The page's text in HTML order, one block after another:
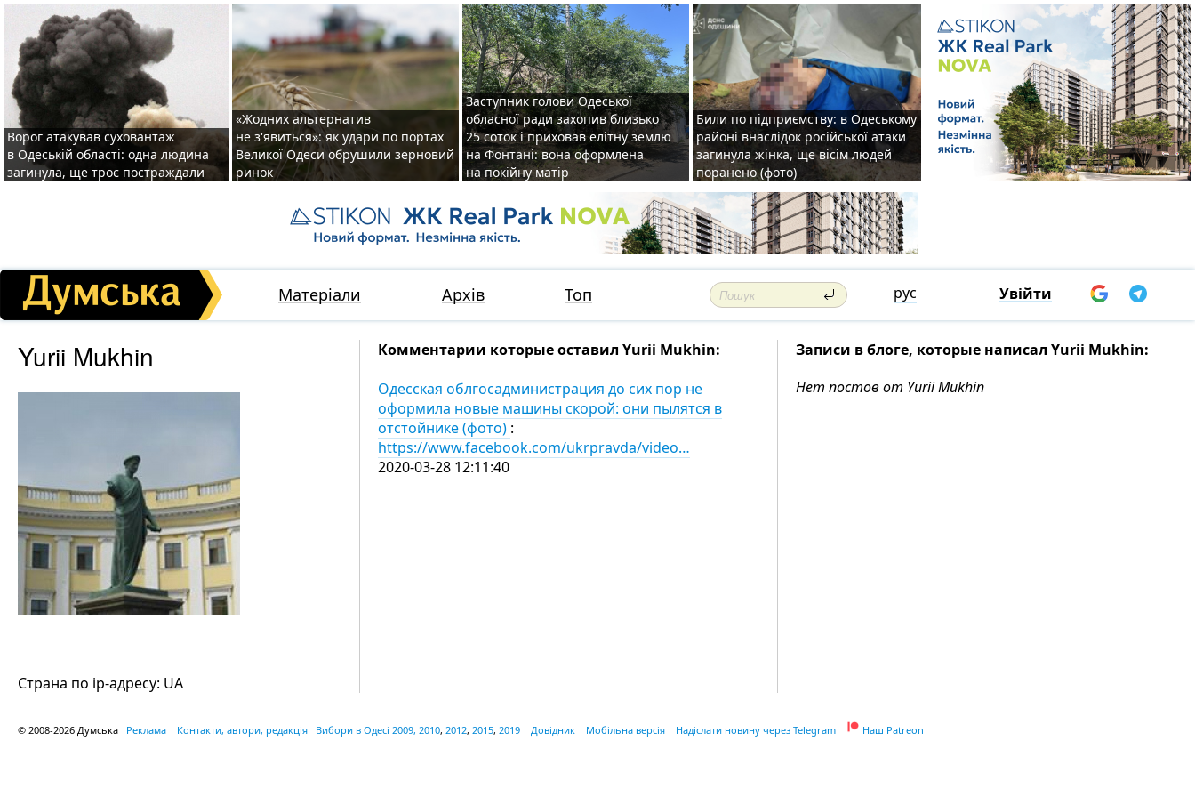
Ворог атакував суховантаж
в Одеській області: одна людина
загинула, ще троє постраждали
«Жодних альтернатив
не з'явиться»: як удари по портах
Великої Одеси обрушили зерновий
ринок
Заступник голови Одеської
обласної ради захопив близько
25 соток і приховав елітну землю
на Фонтані: вона оформлена
на покійну матір
Били по підприємству: в Одеському
районі внаслідок російської атаки
загинула жінка, ще вісім людей
поранено (фото)
Матеріали Архів Топ рус Увійти
Yurii Mukhin
Страна по ip-адресу: UA
Комментарии которые оставил Yurii Mukhin:
Одесская облгосадминистрация до сих пор не
оформила новые машины скорой: они пылятся в
отстойнике (фото) :
https://www.facebook.com/ukrpravda/video…
2020-03-28 12:11:40
Записи в блоге, которые написал Yurii Mukhin:
Нет постов от Yurii Mukhin
© 2008-2026 Думська Реклама Контакти, автори, редакція Вибори в Одесі 2009, 2010, 2012, 2015, 2019 Довідник Мобільна версія Надіслати новину через Telegram Наш Patreon